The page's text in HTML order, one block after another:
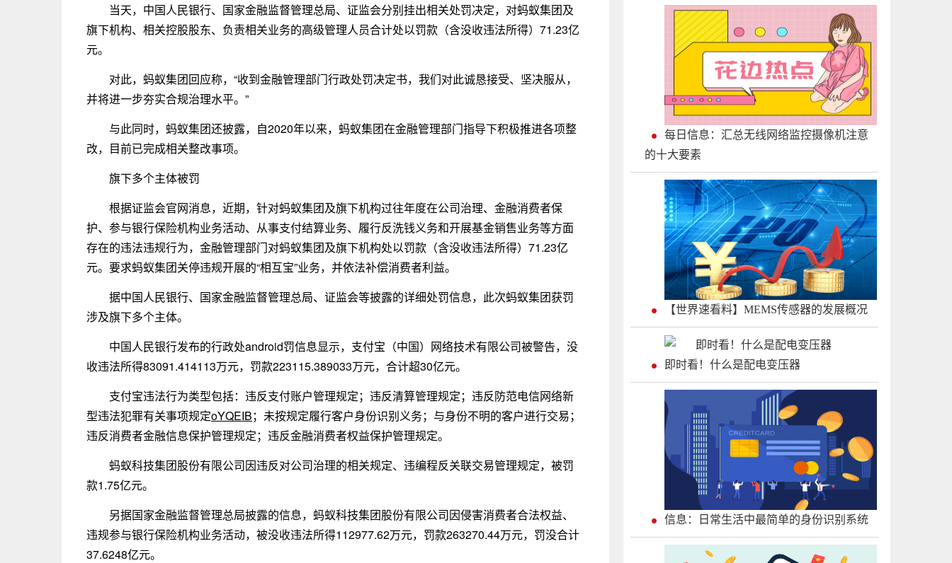
当天，中国人民银行、国家金融监督管理总局、证监会分别挂出相关处罚决定，对蚂蚁集团及
旗下机构、相关控股股东、负责相关业务的高级管理人员合计处以罚款（含没收违法所得）71.23亿
元。
对此，蚂蚁集团回应称，“收到金融管理部门行政处罚决定书，我们对此诚恳接受、坚决服从，
并将进一步夯实合规治理水平。”
与此同时，蚂蚁集团还披露，自2020年以来，蚂蚁集团在金融管理部门指导下积极推进各项整
改，目前已完成相关整改事项。
旗下多个主体被罚
根据证监会官网消息，近期，针对蚂蚁集团及旗下机构过往年度在公司治理、金融消费者保
护、参与银行保险机构业务活动、从事支付结算业务、履行反洗钱义务和开展基金销售业务等方面
存在的违法违规行为，金融管理部门对蚂蚁集团及旗下机构处以罚款（含没收违法所得）71.23亿
元。要求蚂蚁集团关停违规开展的“相互宝”业务，并依法补偿消费者利益。
据中国人民银行、国家金融监督管理总局、证监会等披露的详细处罚信息，此次蚂蚁集团获罚
涉及旗下多个主体。
中国人民银行发布的行政处android罚信息显示，支付宝（中国）网络技术有限公司被警告，没
收违法所得83091.414113万元，罚款223115.389033万元，合计超30亿元。
支付宝违法行为类型包括：违反支付账户管理规定；违反清算管理规定；违反防范电信网络新
型违法犯罪有关事项规定oYQEIB；未按规定履行客户身份识别义务；与身份不明的客户进行交易；
违反消费者金融信息保护管理规定；违反金融消费者权益保护管理规定。
蚂蚁科技集团股份有限公司因违反对公司治理的相关规定、违编程反关联交易管理规定，被罚
款1.75亿元。
另据国家金融监督管理总局披露的信息，蚂蚁科技集团股份有限公司因侵害消费者合法权益、
违规参与银行保险机构业务活动，被没收违法所得112977.62万元，罚款263270.44万元，罚没合计
37.6248亿元。
每日信息：汇总无线网络监控摄像机注意
的十大要素
【世界速看料】MEMS传感器的发展概况
即时看！什么是配电变压器
信息：日常生活中最简单的身份识别系统